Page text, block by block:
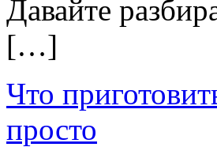
Давайте
[…]
Что
просто